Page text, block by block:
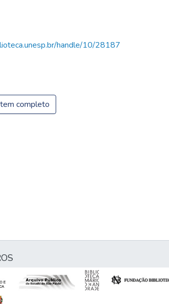
handle/10/28187
completo